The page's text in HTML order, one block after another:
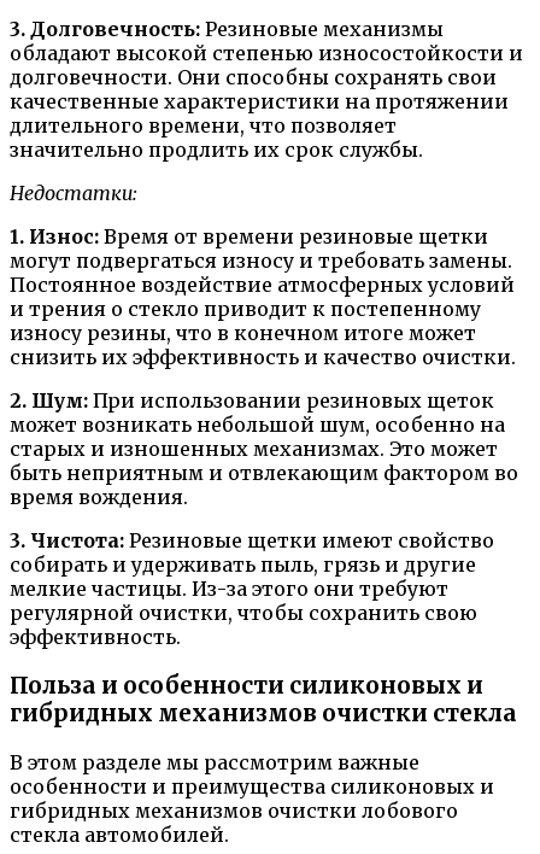
3. Долговечность: Резиновые механизмы
обладают высокой степенью износостойкости и
долговечности. Они способны сохранять свои
качественные характеристики на протяжении
длительного времени, что позволяет
значительно продлить их срок службы.
Недостатки:
1. Износ: Время от времени резиновые щетки
могут подвергаться износу и требовать замены.
Постоянное воздействие атмосферных условий
и трения о стекло приводит к постепенному
износу резины, что в конечном итоге может
снизить их эффективность и качество очистки.
2. Шум: При использовании резиновых щеток
может возникать небольшой шум, особенно на
старых и изношенных механизмах. Это может
быть неприятным и отвлекающим фактором во
время вождения.
3. Чистота: Резиновые щетки имеют свойство
собирать и удерживать пыль, грязь и другие
мелкие частицы. Из-за этого они требуют
регулярной очистки, чтобы сохранить свою
эффективность.
Польза и особенности силиконовых и
гибридных механизмов очистки стекла
В этом разделе мы рассмотрим важные
особенности и преимущества силиконовых и
гибридных механизмов очистки лобового
стекла автомобилей.